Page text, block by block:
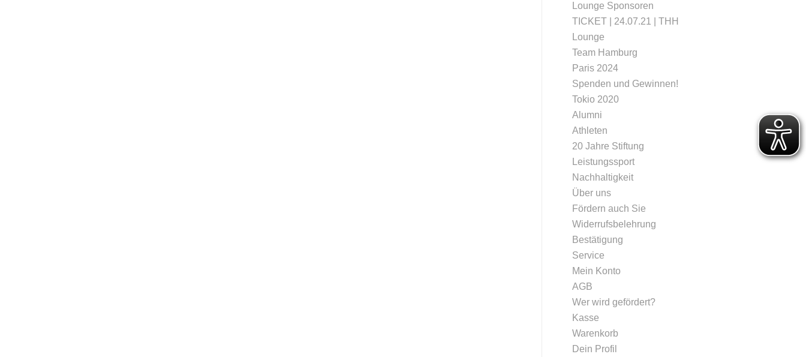
Lounge Sponsoren
TICKET | 24.07.21 | THH
Lounge
Team Hamburg
Paris 2024
Spenden und Gewinnen!
Tokio 2020
Alumni
Athleten
20 Jahre Stiftung
Leistungssport
Nachhaltigkeit
Über uns
Fördern auch Sie
Widerrufsbelehrung
Bestätigung
Service
Mein Konto
AGB
Wer wird gefördert?
Kasse
Warenkorb
Dein Profil